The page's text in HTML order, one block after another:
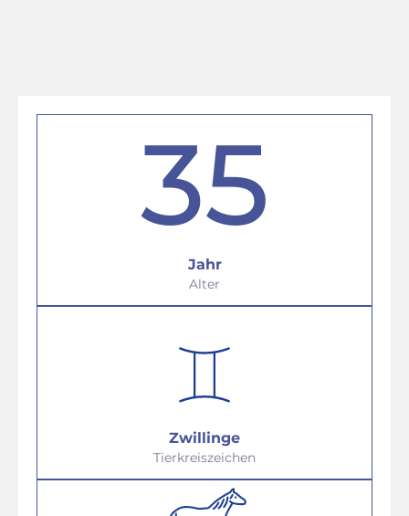
35
Jahr
Alter
Zwillinge
Tierkreiszeichen